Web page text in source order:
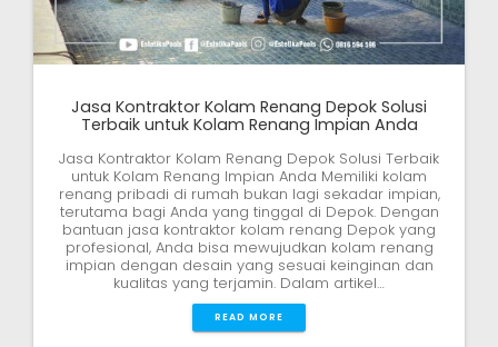
Jasa Kontraktor Kolam Renang Depok Solusi
Terbaik untuk Kolam Renang Impian Anda
Jasa Kontraktor Kolam Renang Depok Solusi Terbaik
untuk Kolam Renang Impian Anda Memiliki kolam
renang pribadi di rumah bukan lagi sekadar impian,
terutama bagi Anda yang tinggal di Depok. Dengan
bantuan jasa kontraktor kolam renang Depok yang
profesional, Anda bisa mewujudkan kolam renang
impian dengan desain yang sesuai keinginan dan
kualitas yang terjamin. Dalam artikel…
READ MORE